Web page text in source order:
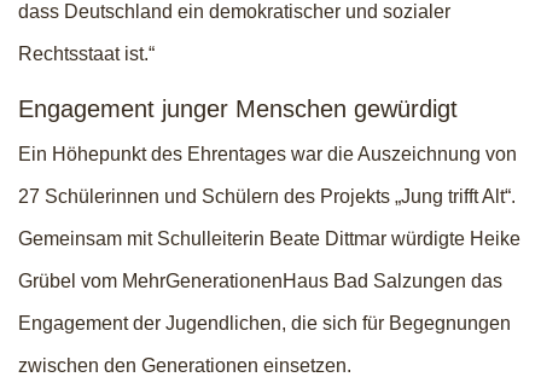
dass Deutschland ein demokratischer und sozialer
Rechtsstaat ist.“
Engagement junger Menschen gewürdigt
Ein Höhepunkt des Ehrentages war die Auszeichnung von
27 Schülerinnen und Schülern des Projekts „Jung trifft Alt“.
Gemeinsam mit Schulleiterin Beate Dittmar würdigte Heike
Grübel vom MehrGenerationenHaus Bad Salzungen das
Engagement der Jugendlichen, die sich für Begegnungen
zwischen den Generationen einsetzen.